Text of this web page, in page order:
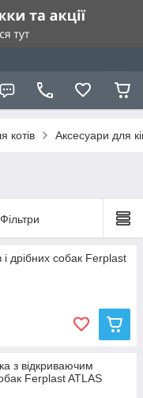
котів Аксесуари для
Фільтри
і дрібних собак Ferplast
з відкриваючим
Ferplast ATLAS